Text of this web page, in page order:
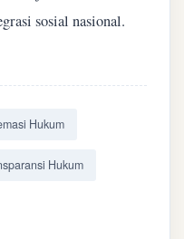
sosial nasional.
Hukum
Hukum